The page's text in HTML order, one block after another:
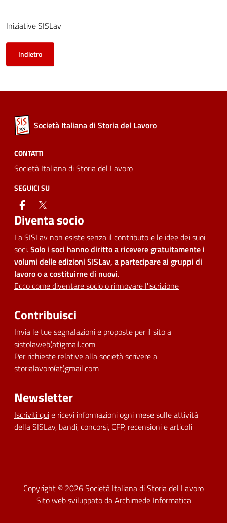
Iniziative SISLav
Indietro
Società Italiana di Storia del Lavoro
CONTATTI
Società Italiana di Storia del Lavoro
SEGUICI SU
facebook
Diventa socio
La SISLav non esiste senza il contributo e le idee dei suoi
soci.Solo i soci hanno diritto a ricevere gratuitamente i
volumi delle edizioni SISLav, a partecipare ai gruppi di
lavoro o a costituirne di nuovi.
Ecco come diventare socio o rinnovare l'iscrizione
Contribuisci
Invia le tue segnalazioni e proposte per il sito a
sistolaweb(at)gmail.com
Per richieste relative alla società scrivere a
storialavoro(at)gmail.com
Newsletter
Iscriviti quie ricevi informazioni ogni mese sulle attività
della SISLav, bandi, concorsi, CFP, recensioni e articoli
Copyright © 2026Società Italiana di Storia del Lavoro
Sito web sviluppato daArchimede Informatica